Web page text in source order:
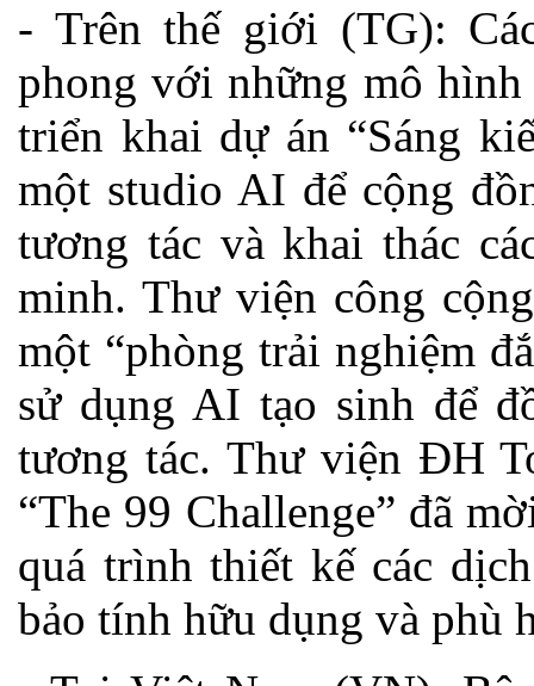
- Trên thế giới (TG):
phong với những mô
triển khai dự án “Sáng
một studio AI để cộng
tương tác và khai thác
minh. Thư viện công
một “phòng trải nghiệm
sử dụng AI tạo sinh để
tương tác. Thư viện ĐH
“The 99 Challenge” đã
quá trình thiết kế các
bảo tính hữu dụng và phù